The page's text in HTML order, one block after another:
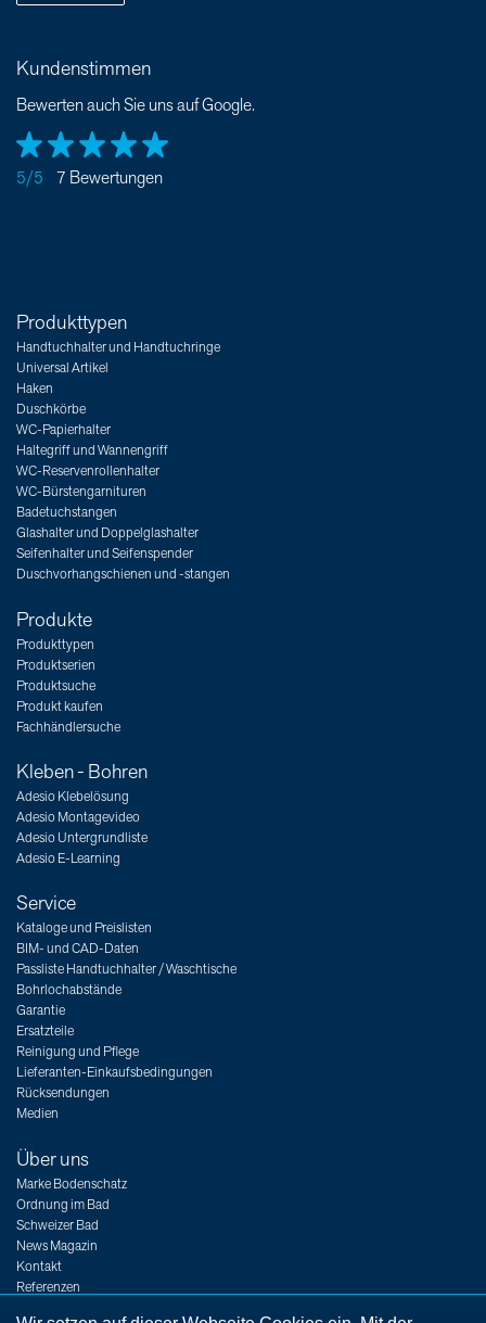
Kundenstimmen
Bewerten auch Sie uns auf Google.
5/5 7 Bewertungen
Produkttypen
Handtuchhalter und Handtuchringe
Universal Artikel
Haken
Duschkörbe
WC-Papierhalter
Haltegriff und Wannengriff
WC-Reservenrollenhalter
WC-Bürstengarnituren
Badetuchstangen
Glashalter und Doppelglashalter
Seifenhalter und Seifenspender
Duschvorhangschienen und -stangen
Produkte
Produkttypen
Produktserien
Produktsuche
Produkt kaufen
Fachhändlersuche
Kleben - Bohren
Adesio Klebelösung
Adesio Montagevideo
Adesio Untergrundliste
Adesio E-Learning
Service
Kataloge und Preislisten
BIM- und CAD-Daten
Passliste Handtuchhalter / Waschtische
Bohrlochabstände
Garantie
Ersatzteile
Reinigung und Pflege
Lieferanten-Einkaufsbedingungen
Rücksendungen
Medien
Über uns
Marke Bodenschatz
Ordnung im Bad
Schweizer Bad
News Magazin
Kontakt
Referenzen